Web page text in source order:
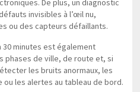
De plus, un diagnostic
invisibles à l’œil nu,
ou des capteurs défaillants.
30 minutes est également
phases de ville, de route et, si
les bruits anormaux, les
les alertes au tableau de bord.